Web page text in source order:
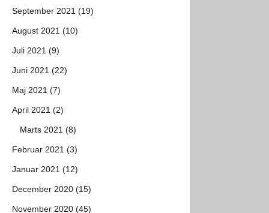
September 2021 (19)
August 2021 (10)
Juli 2021 (9)
Juni 2021 (22)
Maj 2021 (7)
April 2021 (2)
Marts 2021 (8)
Februar 2021 (3)
Januar 2021 (12)
December 2020 (15)
November 2020 (45)